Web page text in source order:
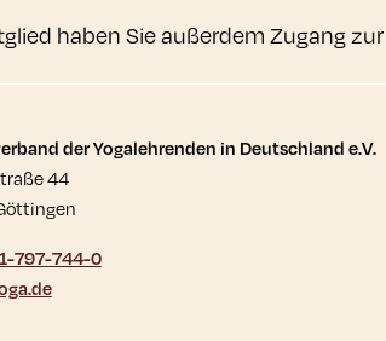
haben Sie außerdem Zugang
und
der Yogalehrenden in Deutschland e.V.
44
797-744-0